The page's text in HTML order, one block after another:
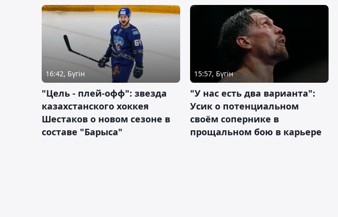
16:42, Бүгін
"Цель - плей-офф": звезда
казахстанского хоккея
Шестаков о новом сезоне в
составе "Барыса"
15:57, Бүгін
"У нас есть два варианта":
Усик о потенциальном
своём сопернике в
прощальном бою в карьере